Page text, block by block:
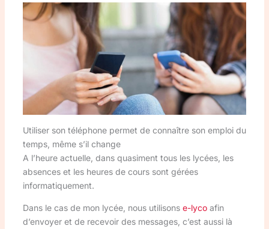
Utiliser son téléphone permet de connaître son emploi du
temps, même s’il change
A l’heure actuelle, dans quasiment tous les lycées, les
absences et les heures de cours sont gérées
informatiquement.
Dans le cas de mon lycée, nous utilisons e-lycoafin
d’envoyer et de recevoir des messages, c’est aussi là